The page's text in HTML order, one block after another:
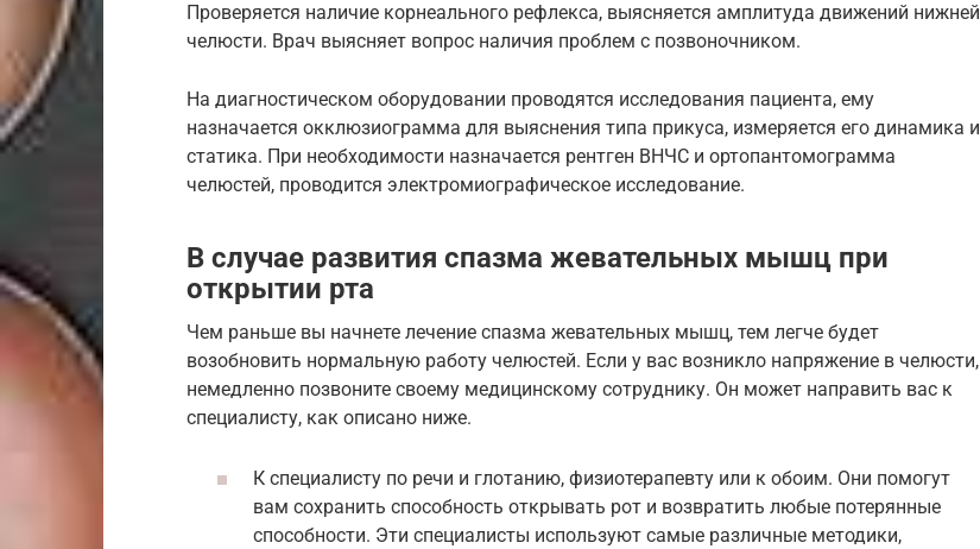
Проверяется наличие корнеального рефлекса, выясняется амплитуда движений нижней
челюсти. Врач выясняет вопрос наличия проблем с позвоночником.
На диагностическом оборудовании проводятся исследования пациента, ему
назначается окклюзиограмма для выяснения типа прикуса, измеряется его динамика и
статика. При необходимости назначается рентген ВНЧС и ортопантомограмма
челюстей, проводится электромиографическое исследование.
В случае развития спазма жевательных мышц при
открытии рта
Чем раньше вы начнете лечение спазма жевательных мышц, тем легче будет
возобновить нормальную работу челюстей. Если у вас возникло напряжение в челюсти,
немедленно позвоните своему медицинскому сотруднику. Он может направить вас к
специалисту, как описано ниже.
К специалисту по речи и глотанию, физиотерапевту или к обоим. Они помогут
вам сохранить способность открывать рот и возвратить любые потерянные
способности. Эти специалисты используют самые различные методики,